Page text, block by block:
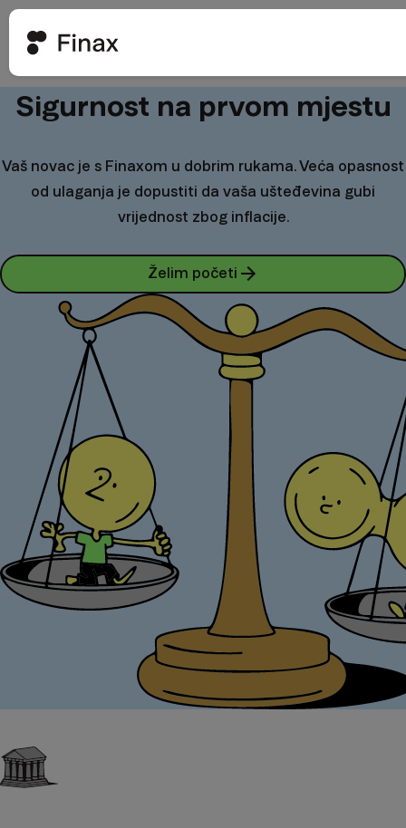
Sigurnost na prvom mjestu
Vaš novac je s Finaxom u dobrim rukama. Veća opasnost
od ulaganja je dopustiti da vaša ušteđevina gubi
vrijednost zbog inflacije.
Želim početi